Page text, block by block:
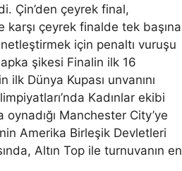
Çin’den çeyrek final,
karşı çeyrek finalde tek başına
için penaltı vuruşu
şikesi Finalin ilk 16
Dünya Kupası unvanını
Kadınlar ekibi
Manchester City’ye
Amerika Birleşik Devletleri
Altın Top ile turnuvanın en